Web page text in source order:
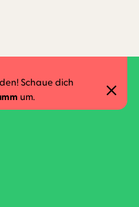
Schaue dich
um.